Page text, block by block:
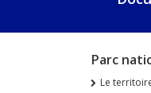
Parc
Le